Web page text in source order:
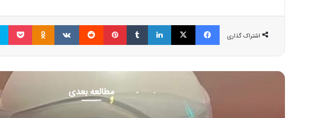
اشتراک گذاری
فیسبوک ایکس لینکداین تامبلر پینتریست Reddit
VKontakte
Odnoklassniki پاکت
مطالعه بعدی